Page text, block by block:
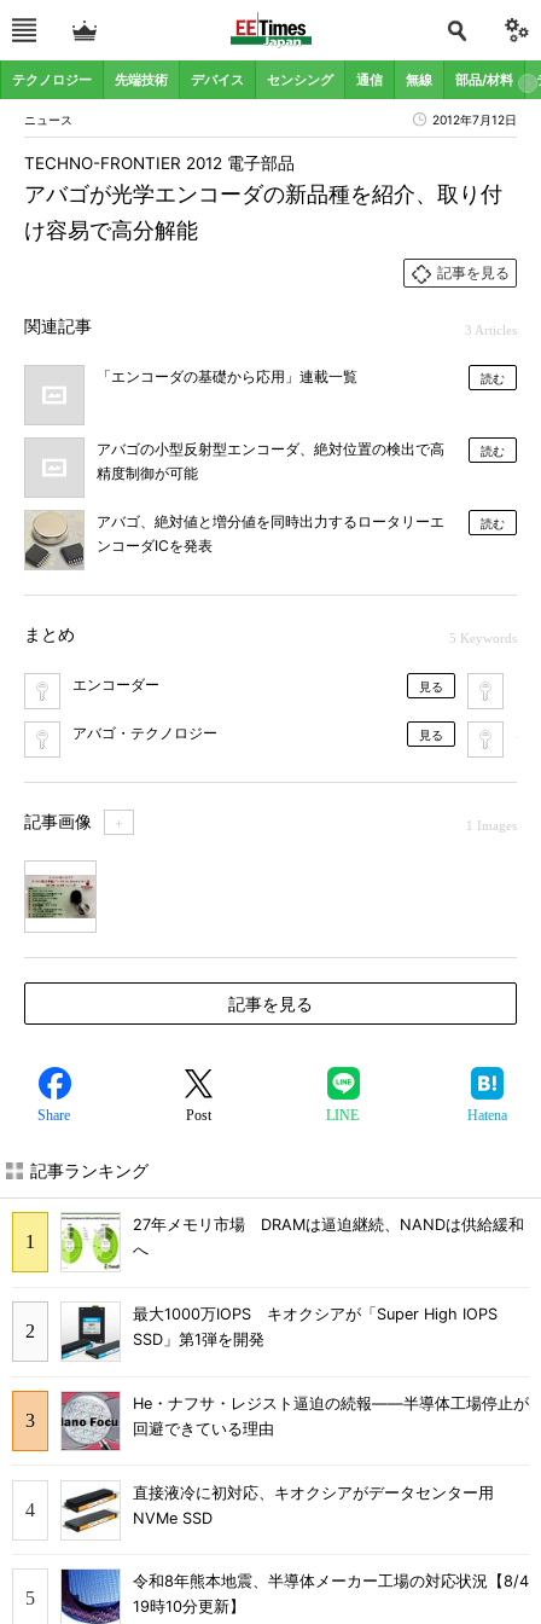
テクノロジー 先端技術 デバイス センシング 通信 無線 部品/材料
ニュース 2012年7月12日
アバゴが光学エンコーダの新品種を紹介、取り付
け容易で高分解能
TECHNO-FRONTIER 2012 電子部品
記事を見る
関連記事 3 Articles
「エンコーダの基礎から応用」連載一覧 読む
アバゴの小型反射型エンコーダ、絶対位置の検出で高
精度制御が可能
読む
アバゴ、絶対値と増分値を同時出力するロータリーエ
ンコーダICを発表
読む
まとめ 5 Keywords
エンコーダー 見る
アバゴ・テクノロジー 見る エ
記事画像 ＋ 1 Images
記事を見る
Share Post LINE Hatena
記事ランキング
27年メモリ市場 DRAMは逼迫継続、NANDは供給緩和
へ
最大1000万IOPS キオクシアが「Super High IOPS
SSD」第1弾を開発
He・ナフサ・レジスト逼迫の続報――半導体工場停止が
回避できている理由
直接液冷に初対応、キオクシアがデータセンター用
NVMe SSD
令和8年熊本地震、半導体メーカー工場の対応状況【8/4
19時10分更新】